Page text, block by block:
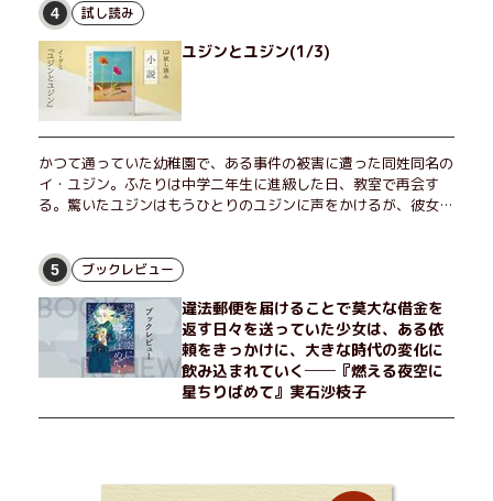
恵弥は、まるで影のような存在の博士とまみえることはできるの
か？ そして、唄の歌詞「かたむくマリア」に込められた秘密と
は？ 謎めいたラストが鮮烈な余韻を残すシリーズ第四作！
4 試し読み
ユジンとユジン(1/3)
かつて通っていた幼稚園で、ある事件の被害に遭った同姓同名の
イ・ユジン。ふたりは中学二年生に進級した日、教室で再会す
る。驚いたユジンはもうひとりのユジンに声をかけるが、彼女は
トセラー小説の邦訳版。
5 ブックレビュー
違法郵便を届けることで莫大な借金を
返す日々を送っていた少女は、ある依
頼をきっかけに、大きな時代の変化に
飲み込まれていく──『燃える夜空に
星ちりばめて』実石沙枝子